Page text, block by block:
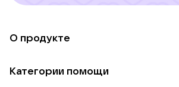
О продукте
Категории помощи